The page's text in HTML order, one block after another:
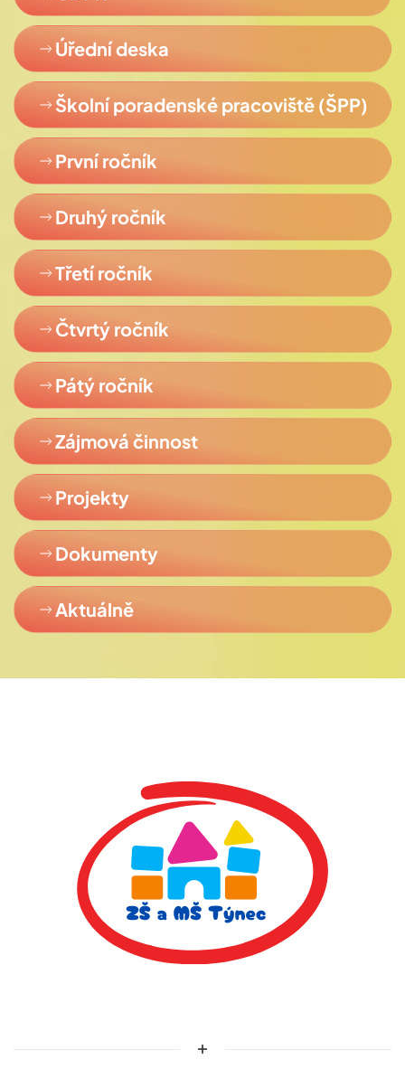
Úřední deska
Školní poradenské pracoviště (ŠPP)
První ročník
Druhý ročník
Třetí ročník
Čtvrtý ročník
Pátý ročník
Zájmová činnost
Projekty
Dokumenty
Aktuálně